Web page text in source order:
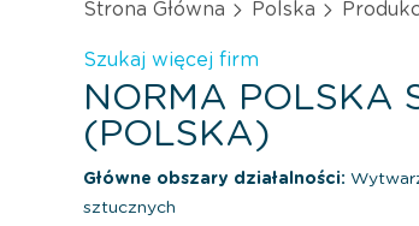
Strona Główna Polska
Szukaj więcej firm
NORMA POLSKA
(POLSKA)
Główne obszary działalności:
sztucznych